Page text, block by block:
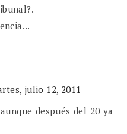
julio 12, 2011
después del 20 ya